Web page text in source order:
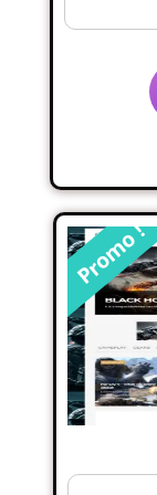
Promo !